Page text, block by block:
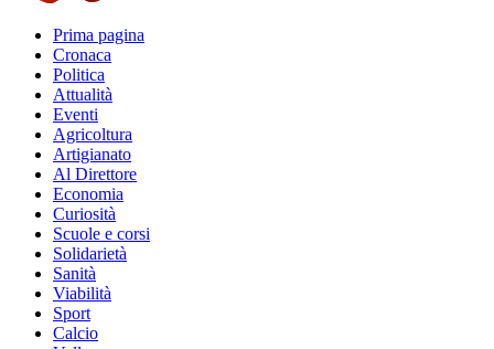
Prima pagina
Cronaca
Politica
Attualità
Eventi
Agricoltura
Artigianato
Al Direttore
Economia
Curiosità
Scuole e corsi
Solidarietà
Sanità
Viabilità
Sport
Calcio